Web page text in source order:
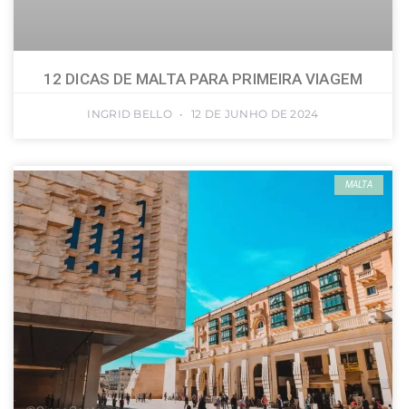
12 DICAS DE MALTA PARA PRIMEIRA VIAGEM
INGRID BELLO 12 DE JUNHO DE 2024
MALTA